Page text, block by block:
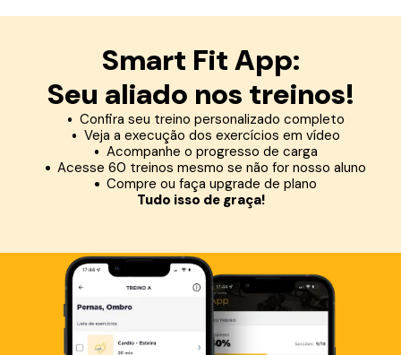
Smart Fit App:
Seu aliado nos treinos!
Confira seu treino personalizado completo
Veja a execução dos exercícios em vídeo
Acompanhe o progresso de carga
Acesse 60 treinos mesmo se não for nosso aluno
Compre ou faça upgrade de plano
Tudo isso de graça!